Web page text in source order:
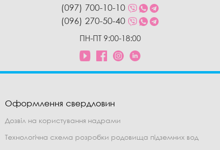
(097) 700-10-10
(096) 270-50-40
ПН-ПТ 9:00-18:00
Оформлення свердловин
Дозвіл на користування надрами
Технологічна схема розробки родовища підземних вод